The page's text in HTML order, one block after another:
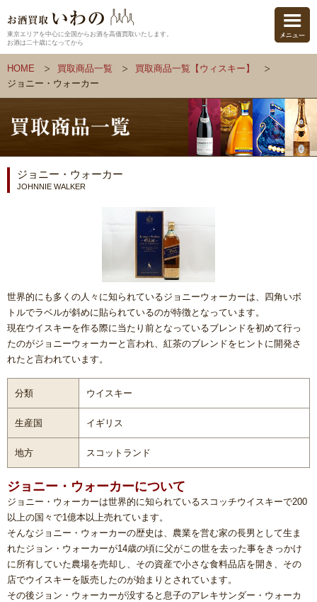
東京エリアを中心に全国からお酒を高価買取いたします。
お酒は二十歳になってから
HOME 買取商品一覧
買取商品一覧【ウィスキー】
ジョニー・ウォーカー
ジョニー・ウォーカー
JOHNNIE WALKER
世界的にも多くの人々に知られているジョニーウォーカーは、四角いボ
トルでラベルが斜めに貼られているのが特徴となっています。
現在ウイスキーを作る際に当たり前となっているブレンドを初めて行っ
たのがジョニーウォーカーと言われ、紅茶のブレンドをヒントに開発さ
れたと言われています。
分類 ウイスキー
生産国 イギリス
地方 スコットランド
ジョニー・ウォーカーについて
ジョニー・ウォーカーは世界的に知られているスコッチウイスキーで200
以上の国々で1億本以上売れています。
そんなジョニー・ウォーカーの歴史は、農業を営む家の長男として生ま
れたジョン・ウォーカーが14歳の頃に父がこの世を去った事をきっかけ
に所有していた農場を売却し、その資産で小さな食料品店を開き、その
店でウイスキーを販売したのが始まりとされています。
その後ジョン・ウォーカーが没すると息子のアレキサンダー・ウォーカ